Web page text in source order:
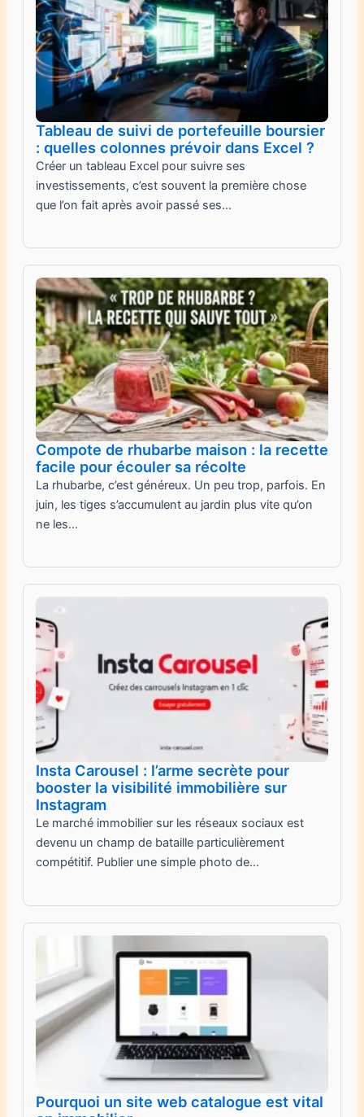
Tableau de suivi de portefeuille boursier
: quelles colonnes prévoir dans Excel ?
Créer un tableau Excel pour suivre ses
investissements, c’est souvent la première chose
que l’on fait après avoir passé ses…
Compote de rhubarbe maison : la recette
facile pour écouler sa récolte
La rhubarbe, c’est généreux. Un peu trop, parfois. En
juin, les tiges s’accumulent au jardin plus vite qu’on
ne les…
Insta Carousel : l’arme secrète pour
booster la visibilité immobilière sur
Instagram
Le marché immobilier sur les réseaux sociaux est
devenu un champ de bataille particulièrement
compétitif. Publier une simple photo de…
Pourquoi un site web catalogue est vital